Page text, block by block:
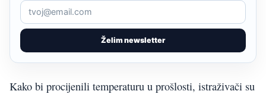
Želim newsletter
Kako bi procijenili temperaturu u prošlosti, istraživači su